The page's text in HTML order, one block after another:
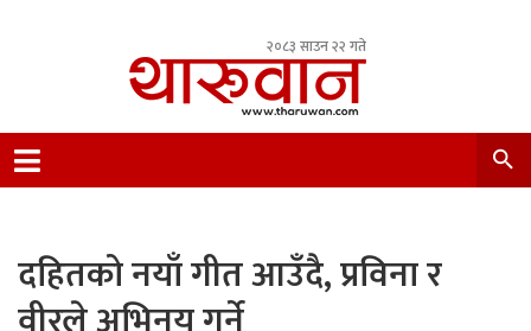
२०८३ साउन २२ गते
Nepal.
दहितको नयाँ गीत आउँदै, प्रविना र